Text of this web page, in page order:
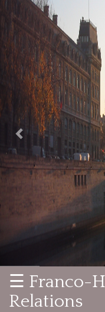
Previous
☰ Franco-
Relations